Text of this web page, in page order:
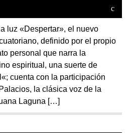
luz «Despertar», el nuevo
definido por el propio
personal que narra la
espiritual, una suerte de
cuenta con la participación
la clásica voz de la
Laguna […]